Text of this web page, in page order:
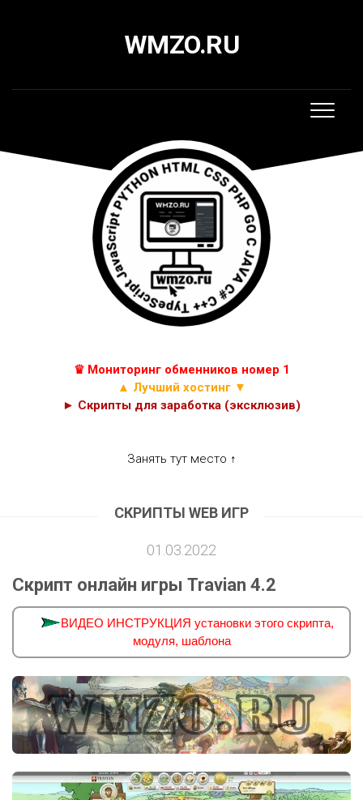
WMZO.RU
♛ Мониторинг обменников номер 1
▲ Лучший хостинг ▼
► Скрипты для заработка (эксклюзив)
Занять тут место ↑
СКРИПТЫ WEB ИГР
01.03.2022
Скрипт онлайн игры Travian 4.2
ВИДЕО ИНСТРУКЦИЯ установки этого скрипта,
модуля, шаблона